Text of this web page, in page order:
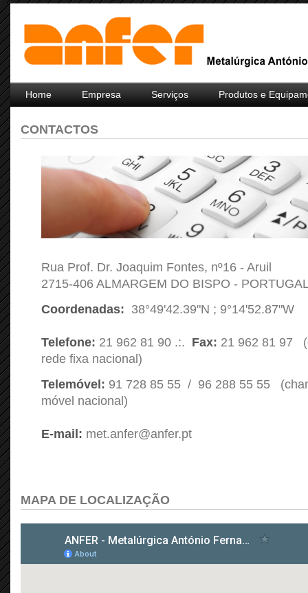
Home Empresa Serviços Produtos e
CONTACTOS
Rua Prof. Dr. Joaquim Fontes, nº16 - Aruil
2715-406 ALMARGEM DO BISPO -
Coordenadas: 38°49'42.39"N ; 9°14'52.87"W
Telefone: 21 962 81 90 .:. Fax: 21 962 81 97
rede fixa nacional)
Telemóvel: 91 728 85 55 / 96 288 55 55
móvel nacional)
E-mail: met.anfer@anfer.pt
MAPA DE LOCALIZAÇÃO